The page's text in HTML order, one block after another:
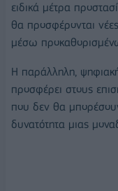
ειδικά μέτρα
θα προσφέρονται
μέσω
Η παράλληλη,
προσφέρει στους
που δεν θα
δυνατότητα μιας